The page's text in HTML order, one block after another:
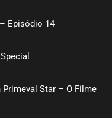
Episódio 14
Star – O Filme